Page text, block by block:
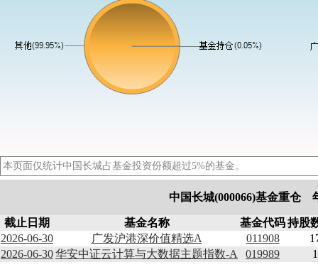
本页面仅统计中国长城占基金投资份额超过5%的基金。
中国长城(000066)基金重仓
截止日期 基金名称 基金代码持股
2026-06-30
广发沪港深价值精选A 011908
2026-06-30华安中证云计算与大数据主题指数-A 019989